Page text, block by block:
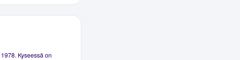
Kyseessä on